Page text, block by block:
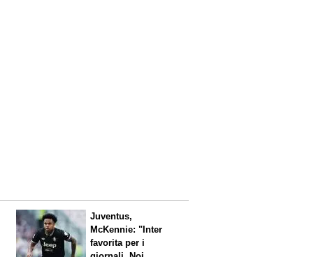
Juventus,
McKennie: "Inter
favorita per i